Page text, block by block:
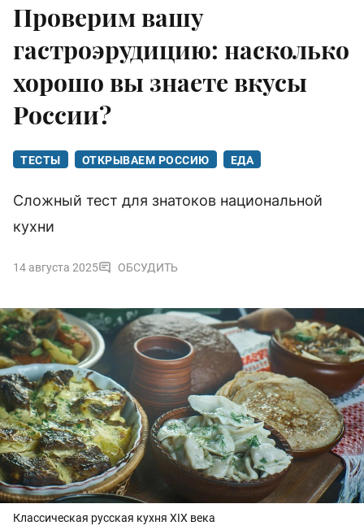
Проверим вашу
гастроэрудицию: насколько
хорошо вы знаете вкусы
России?
ТЕСТЫ ОТКРЫВАЕМ РОССИЮ ЕДА
Сложный тест для знатоков национальной
кухни
14 августа 2025 ОБСУДИТЬ
Классическая русская кухня XIX века